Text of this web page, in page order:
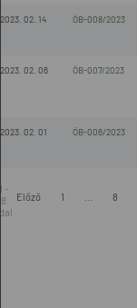
2023. 02. 14 ÖB-008/2023
2023. 02. 06 ÖB-007/2023
2023. 02. 01 ÖB-006/2023
-
Előző 1 8